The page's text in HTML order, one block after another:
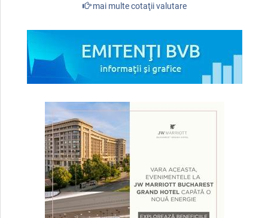
mai multe cotaţii valutare